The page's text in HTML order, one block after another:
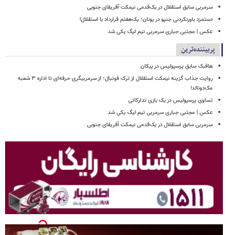
سرمربی سابق استقلال در یک‌قدمی نیمکت آفریقای جنوبی
دستمزد باورنکردنی جنپو در یونان؛ یک‌هفتم قرارداد با استقلال!
عکس | مجتبی جباری سرمربی تیم لیگ یکی شد
پربیننده‌ترین
هافبک سابق پرسپولیس در پیکان
روایت جذاب گزینه نیمکت استقلال از ترک فوتبال؛ از سرمربیگری حرفه‌ای تا اداره ۳ شعبه
مک‌دونالد!
تساوی پرسپولیس در یک بازی تدارکاتی
عکس | مجتبی جباری سرمربی تیم لیگ یکی شد
سرمربی سابق استقلال در یک‌قدمی نیمکت آفریقای جنوبی